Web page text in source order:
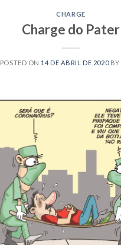
CHARGE
Charge do Pater
POSTED ON 14 DE ABRIL DE 2020BY